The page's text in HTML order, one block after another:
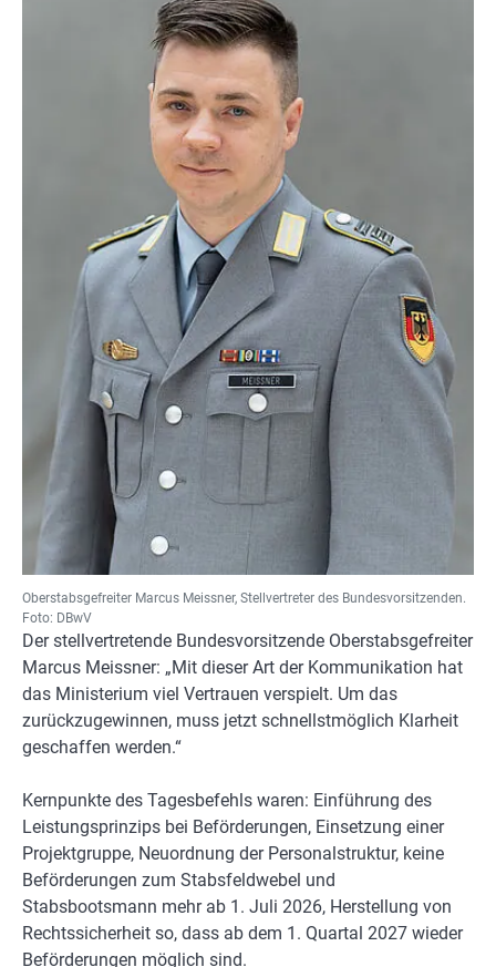
Oberstabsgefreiter Marcus Meissner, Stellvertreter des Bundesvorsitzenden.
Foto: DBwV
Der stellvertretende Bundesvorsitzende Oberstabsgefreiter
Marcus Meissner: „Mit dieser Art der Kommunikation hat
das Ministerium viel Vertrauen verspielt. Um das
zurückzugewinnen, muss jetzt schnellstmöglich Klarheit
geschaffen werden.“
Kernpunkte des Tagesbefehls waren: Einführung des
Leistungsprinzips bei Beförderungen, Einsetzung einer
Projektgruppe, Neuordnung der Personalstruktur, keine
Beförderungen zum Stabsfeldwebel und
Stabsbootsmann mehr ab 1. Juli 2026, Herstellung von
Rechtssicherheit so, dass ab dem 1. Quartal 2027 wieder
Beförderungen möglich sind.